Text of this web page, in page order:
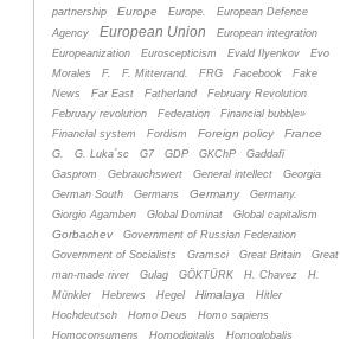
partnership
Europe Europe.
European Defence
Agency
European Union
European integration
Europeanization
Euroscepticism Evald Ilyenkov
Evo
Morales
F. F. Mitterrand. FRG Facebook
Fake
News
Far East Fatherland
February Revolution
February revolution
Federation
Financial bubble»
Financial system
Fordism Foreign policy France
G. G. Luka´sc G7 GDP GKChP
Gaddafi
Gasprom
Gebrauchswert General intellect
Georgia
German South
Germans Germany
Germany.
Giorgio Agamben
Global Dominat Global capitalism
Gorbachev
Government of Russian Federation
Government of Socialists
Gramsci Great Britain
Great
man-made river
Gulag GÖKTÜRK H. Chavez
H.
Münkler
Hebrews Hegel Himalaya
Hitler
Hochdeutsch
Homo Deus
Homo sapiens
Homoconsumens
Homodigitalis
Homoglobalis